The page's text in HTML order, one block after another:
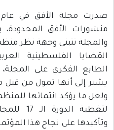
منشورات الأفق
والمجلة تتبنى وجهة نظر
القضايا الفلسطينية
الطابع الفكري على
يشير إلى أنها تمول من قبل
ولعل ما يؤكد انتمائها
لتغطية
وتأكيدها على نجاح هذا